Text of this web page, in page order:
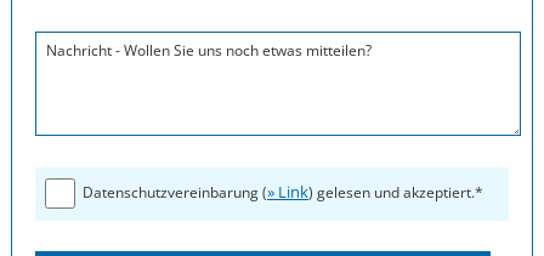
Nachricht - Wollen Sie uns noch etwas mitteilen?
Datenschutzvereinbarung (» Link) gelesen und akzeptiert.*